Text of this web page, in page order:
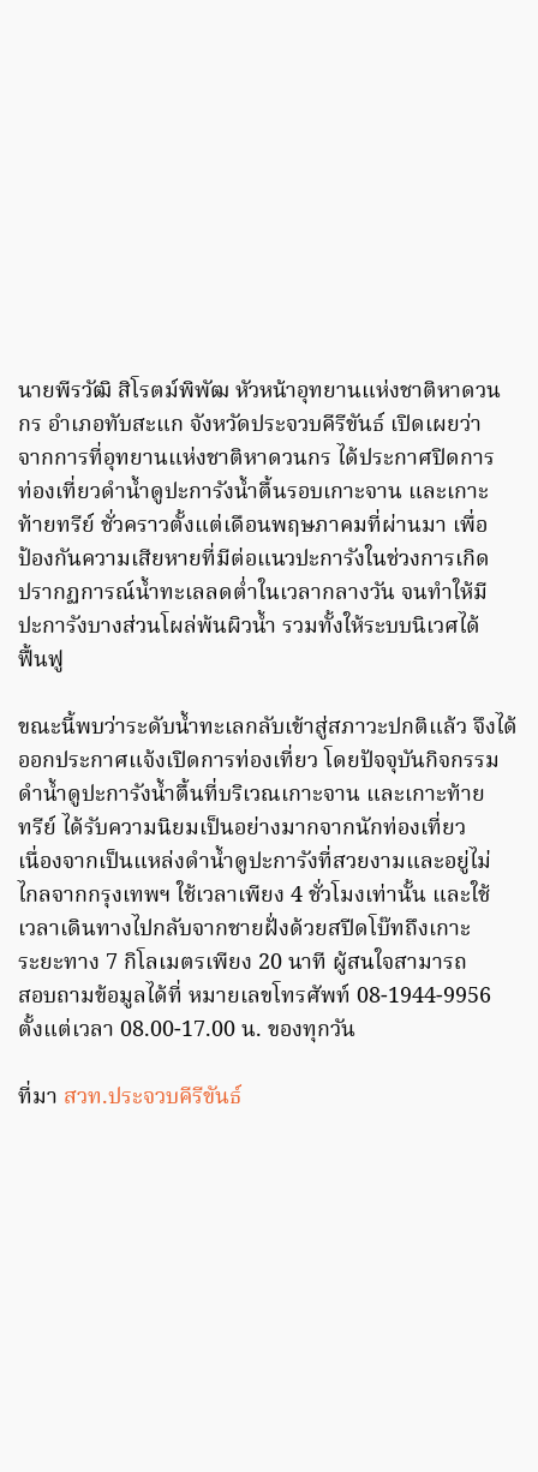
นายพีรวัฒิ สิโรตม์พิพัฒ หัวหน้าอุทยานแห่งชาติหาดวน
กร อำเภอทับสะแก จังหวัดประจวบคีรีขันธ์ เปิดเผยว่า
จากการที่อุทยานแห่งชาติหาดวนกร ได้ประกาศปิดการ
ท่องเที่ยวดำน้ำดูปะการังน้ำตื้นรอบเกาะจาน และเกาะ
ท้ายทรีย์ ชั่วคราวตั้งแต่เดือนพฤษภาคมที่ผ่านมา เพื่อ
ป้องกันความเสียหายที่มีต่อแนวปะการังในช่วงการเกิด
ปรากฏการณ์น้ำทะเลลดต่ำในเวลากลางวัน จนทำให้มี
ปะการังบางส่วนโผล่พ้นผิวน้ำ รวมทั้งให้ระบบนิเวศได้
ฟื้นฟู
ขณะนี้พบว่าระดับน้ำทะเลกลับเข้าสู่สภาวะปกติแล้ว จึงได้
ออกประกาศแจ้งเปิดการท่องเที่ยว โดยปัจจุบันกิจกรรม
ดำน้ำดูปะการังน้ำตื้นที่บริเวณเกาะจาน และเกาะท้าย
ทรีย์ ได้รับความนิยมเป็นอย่างมากจากนักท่องเที่ยว
เนื่องจากเป็นแหล่งดำน้ำดูปะการังที่สวยงามและอยู่ไม่
ไกลจากกรุงเทพฯ ใช้เวลาเพียง 4 ชั่วโมงเท่านั้น และใช้
เวลาเดินทางไปกลับจากชายฝั่งด้วยสปีดโบ๊ทถึงเกาะ
ระยะทาง 7 กิโลเมตรเพียง 20 นาที ผู้สนใจสามารถ
สอบถามข้อมูลได้ที่ หมายเลขโทรศัพท์ 08-1944-9956
ตั้งแต่เวลา 08.00-17.00 น. ของทุกวัน
ที่มา สวท.ประจวบคีรีขันธ์